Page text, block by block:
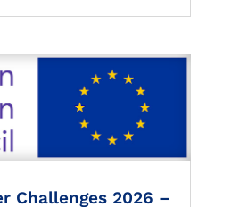
Challenges 2026 –